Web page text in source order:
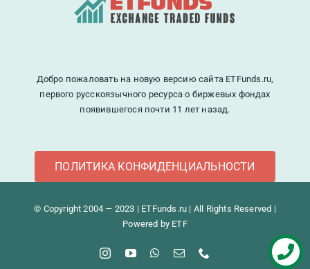
Добро пожаловать на новую версию сайта ETFunds.ru,
первого русскоязычного ресурса о биржевых фондах
появившегося почти 11 лет назад.
ПОЛИТИКА КОНФИДЕНЦИАЛЬНОСТИ
© Copyright 2004 — 2023 | ETFunds.ru | All Rights Reserved |
Powered by ETF